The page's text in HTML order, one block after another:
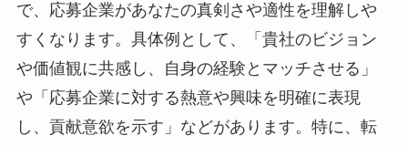
で、応募企業があなたの真剣さや適性を理解しや
すくなります。具体例として、「貴社のビジョン
や価値観に共感し、自身の経験とマッチさせる」
や「応募企業に対する熱意や興味を明確に表現
し、貢献意欲を示す」などがあります。特に、転